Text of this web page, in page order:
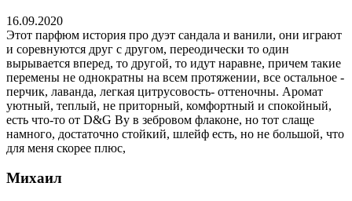
16.09.2020
Этот парфюм история про дуэт сандала и ванили, они играют
и соревнуются друг с другом, переодически то один
вырывается вперед, то другой, то идут наравне, причем такие
перемены не однократны на всем протяжении, все остальное -
перчик, лаванда, легкая цитрусовость- оттеночны. Аромат
уютный, теплый, не приторный, комфортный и спокойный,
есть что-то от D&G By в зебровом флаконе, но тот слаще
намного, достаточно стойкий, шлейф есть, но не большой, что
для меня скорее плюс,
Михаил